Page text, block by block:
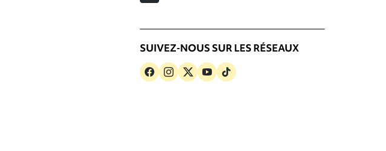
SUIVEZ-NOUS SUR LES RÉSEAUX